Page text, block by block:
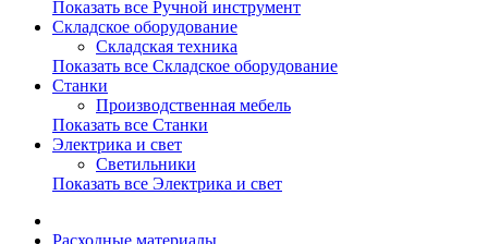
Показать все Ручной инструмент
Складское оборудование
Складская техника
Показать все Складское оборудование
Станки
Производственная мебель
Показать все Станки
Электрика и свет
Светильники
Показать все Электрика и свет
Расходные материалы